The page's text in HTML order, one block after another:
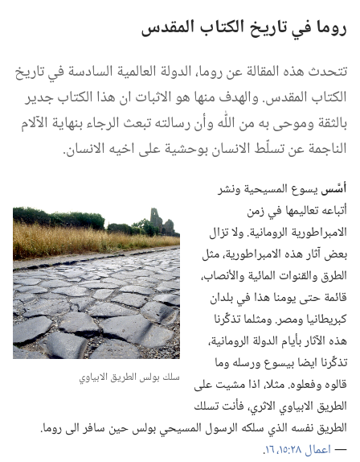
روما في تاريخ الكتاب المقدس
تتحدث هذه المقالة عن روما،‏ الدولة العالمية السادسة في تاريخ
الكتاب المقدس.‏ والهدف منها هو الاثبات ان هذا الكتاب جدير
بالثقة وموحى به من اللّٰه وأن رسالته تبعث الرجاء بنهاية الآلام
الناجمة عن تسلّط الانسان بوحشية على اخيه الانسان.‏
سلك بولس الطريق الابياوي
أسَّسيسوع المسيحية ونشر
أتباعه تعاليمها في زمن
الامبراطورية الرومانية.‏ ولا تزال
بعض آثار هذه الامبراطورية،‏ مثل
الطرق والقنوات المائية والأنصاب،‏
قائمة حتى يومنا هذا في بلدان
كبريطانيا ومصر.‏ ومثلما تذكِّرنا
هذه الآثار بأيام الدولة الرومانية،‏
تذكِّرنا ايضا بيسوع ورسله وما
قالوه وفعلوه.‏ مثلا،‏ اذا مشيت على
الطريق الابياوي الاثري،‏ فأنت تسلك
الطريق نفسه الذي سلكه الرسول المسيحي بولس حين سافر الى روما.‏
—‏اعمال ٢٨:‏١٥،‏ ١٦ ‏.‏